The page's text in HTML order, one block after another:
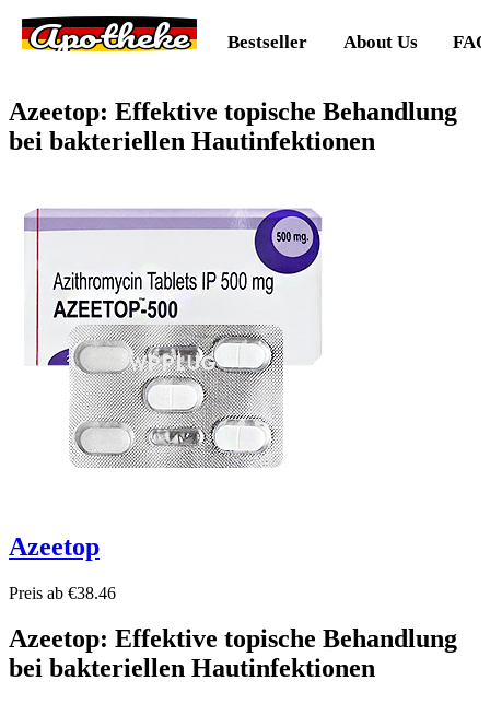
Apotheke Bestseller About Us FAQ
Azeetop: Effektive topische Behandlung
bei bakteriellen Hautinfektionen
Azeetop
Preis ab €38.46
Azeetop: Effektive topische Behandlung
bei bakteriellen Hautinfektionen